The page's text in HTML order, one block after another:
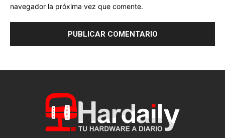
navegador la próxima vez que comente.